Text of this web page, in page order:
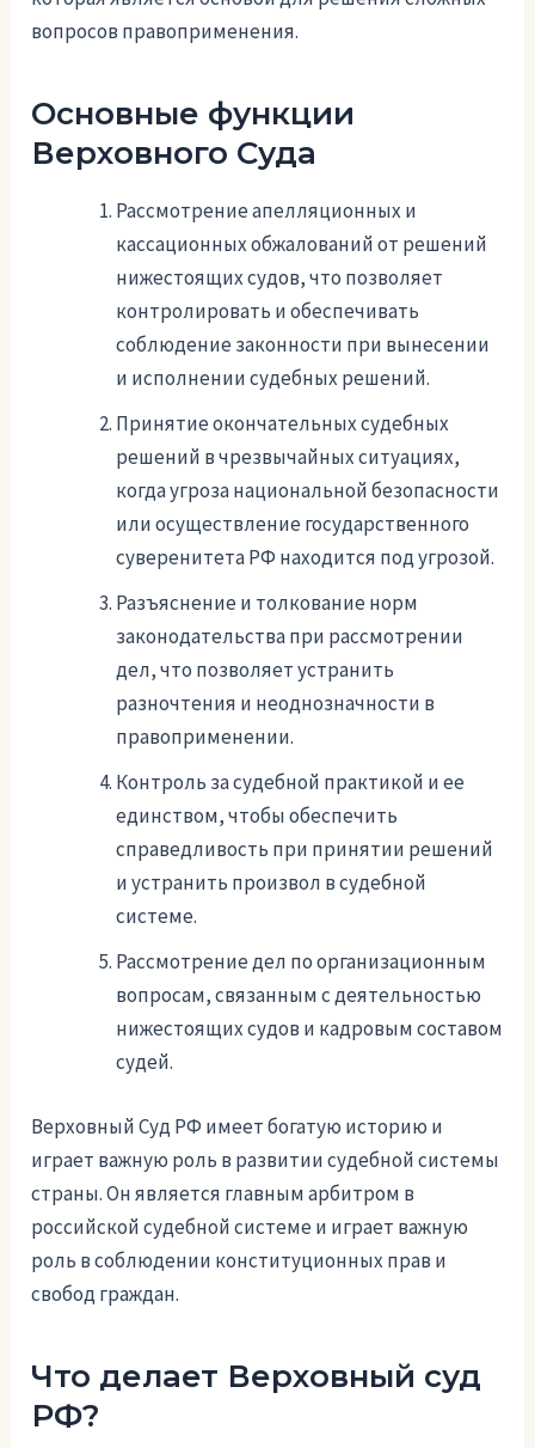
вопросов правоприменения.
Основные функции
Верховного Суда
Рассмотрение апелляционных и
кассационных обжалований от решений
нижестоящих судов, что позволяет
контролировать и обеспечивать
соблюдение законности при вынесении
и исполнении судебных решений.
Принятие окончательных судебных
решений в чрезвычайных ситуациях,
когда угроза национальной безопасности
или осуществление государственного
суверенитета РФ находится под угрозой.
Разъяснение и толкование норм
законодательства при рассмотрении
дел, что позволяет устранить
разночтения и неоднозначности в
правоприменении.
Контроль за судебной практикой и ее
единством, чтобы обеспечить
справедливость при принятии решений
и устранить произвол в судебной
системе.
Рассмотрение дел по организационным
вопросам, связанным с деятельностью
нижестоящих судов и кадровым составом
судей.
Верховный Суд РФ имеет богатую историю и
играет важную роль в развитии судебной системы
страны. Он является главным арбитром в
российской судебной системе и играет важную
роль в соблюдении конституционных прав и
свобод граждан.
Что делает Верховный суд
РФ?